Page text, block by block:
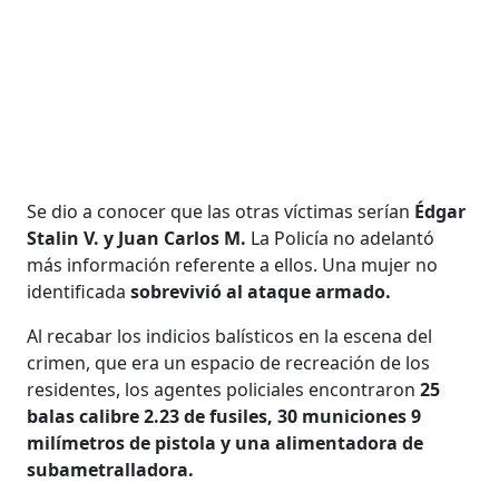
Se dio a conocer que las otras víctimas serían Édgar
Stalin V. y Juan Carlos M. La Policía no adelantó
más información referente a ellos. Una mujer no
identificadasobrevivió al ataque armado.
Al recabar los indicios balísticos en la escena del
crimen, que era un espacio de recreación de los
residentes, los agentes policiales encontraron25
balas calibre 2.23 de fusiles, 30 municiones 9
milímetros de pistola y una alimentadora de
subametralladora.